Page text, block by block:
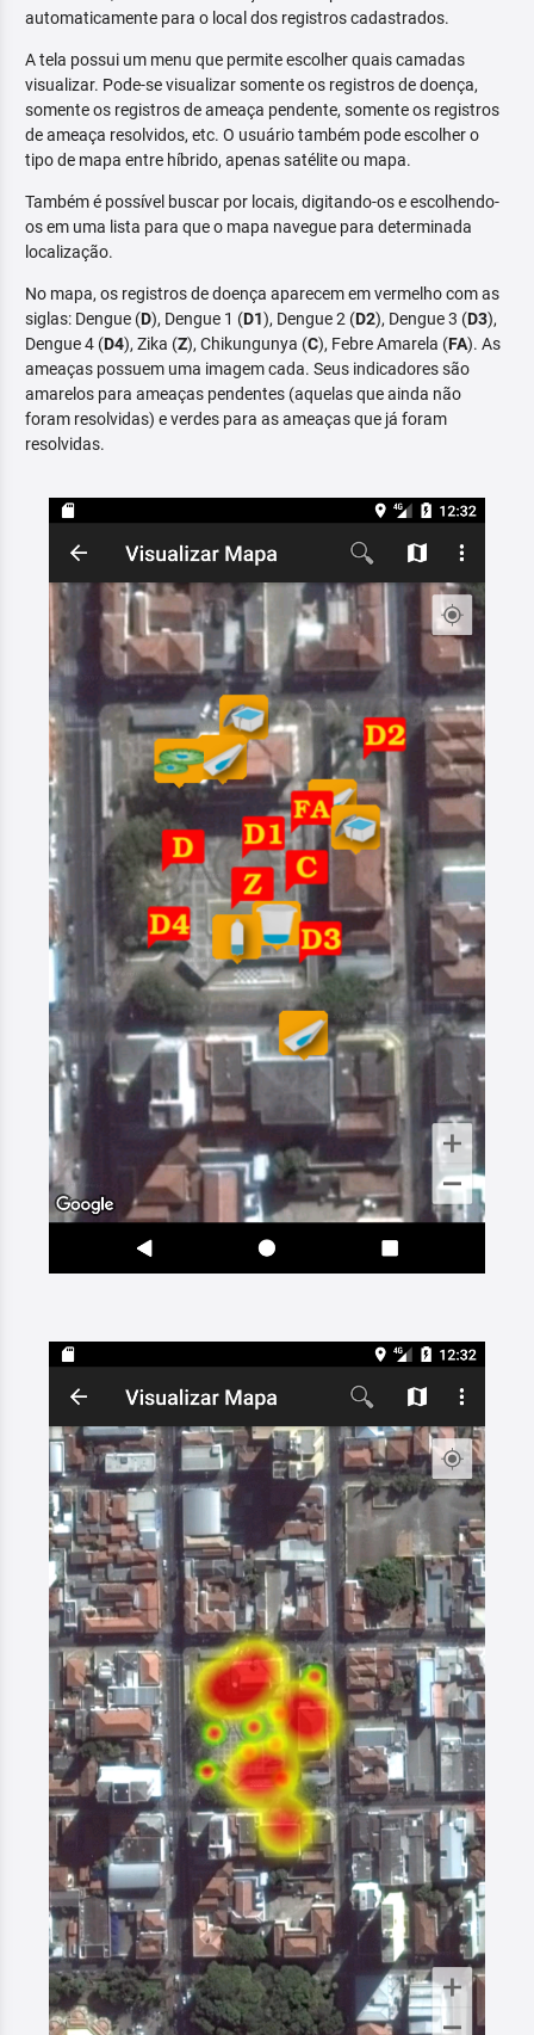
automaticamente para o local dos registros cadastrados.
A tela possui um menu que permite escolher quais camadas
visualizar. Pode-se visualizar somente os registros de doença,
somente os registros de ameaça pendente, somente os registros
de ameaça resolvidos, etc. O usuário também pode escolher o
tipo de mapa entre híbrido, apenas satélite ou mapa.
Também é possível buscar por locais, digitando-os e escolhendo-
os em uma lista para que o mapa navegue para determinada
localização.
No mapa, os registros de doença aparecem em vermelho com as
siglas: Dengue (D), Dengue 1 (D1), Dengue 2 (D2), Dengue 3 (D3),
Dengue 4 (D4), Zika (Z), Chikungunya (C), Febre Amarela (FA). As
ameaças possuem uma imagem cada. Seus indicadores são
amarelos para ameaças pendentes (aquelas que ainda não
foram resolvidas) e verdes para as ameaças que já foram
resolvidas.